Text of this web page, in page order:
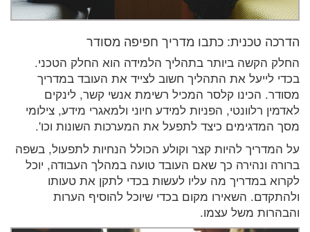
הדרכה טכנית: כתבו מדריך חפיפה מסודר
החלק הקשה ביותר בתהליך הלמידה הוא החלק הטכני.
בכדי לייעל את התהליך חשוב לצייד את העובד במדריך
מסודר. הכינו קלסר המכיל רשימת אנשי קשר, לינקים
לאדמין רלוונטי, הפניות למידע חיוני ולמאגרי מידע, צילומי
מסך המדגימים כיצד לתפעל את המערכות השונות וכו'.
על המדריך להיות קצר וקולע הכולל הנחיות לתפעול, בשפה
ברורה ונהירה כך שאם העובד טועה במהלך העבודה, יוכל
לקרוא במדריך מה עליו לעשות בכדי לתקן את טעותו
ולהתקדם. השאירו מקום בכדי שיוכל להוסיף הערות
והבהרות משל עצמו.